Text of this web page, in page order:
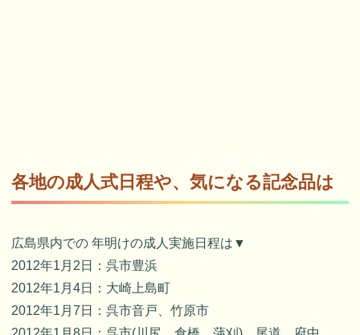
各地の成人式日程や、気になる記念品は
広島県内での 年明けの成人実施日程は▼
2012年1月2日：呉市豊浜
2012年1月4日：大崎上島町
2012年1月7日：呉市音戸、竹原市